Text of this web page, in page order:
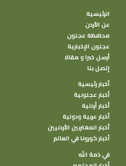
الرئيسية
عن الأردن
محافظة عجلون
عجلون الإخبارية
أرسل خبرا و مقالا
إتصل بنا
أخبار رئيسية
أخبار عجلونية
أخبار أردنية
أخبار عربية ودولية
أخبار المغتربين الأردنيين
أخبار كورونا في العالم
في ذمة الله